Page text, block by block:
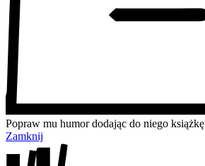
Popraw mu humor dodając do niego książkę
Zamknij
Przejdź
Przejdź
Przejdź
Przejdź